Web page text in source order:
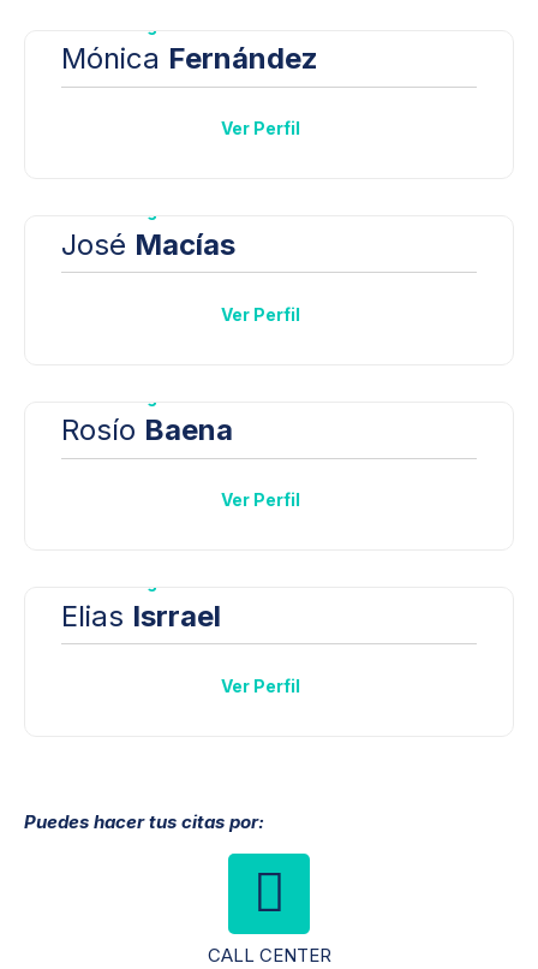
Mónica Fernández
Ver Perfil
José Macías
Ver Perfil
Rosío Baena
Ver Perfil
Elias Isrrael
Ver Perfil
Puedes hacer tus citas por:
CALL CENTER